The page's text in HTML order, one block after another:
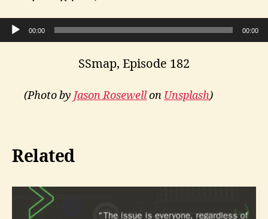
Audio Player
00:00 00:00
SSmap, Episode 182
(Photo by Jason Rosewellon Unsplash)
Related